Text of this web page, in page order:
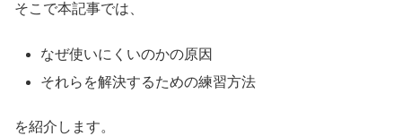
そこで本記事では、
なぜ使いにくいのかの原因
それらを解決するための練習方法
を紹介します。